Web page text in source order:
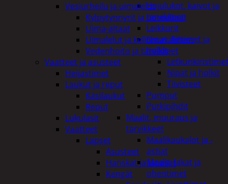
Hajulukot, kaivot ja
tarvikkeet
Leikkurit
Nipat, liittimet ja
holkit
Nipat ja holkit
Tiivisteet
Pumput
Putkipihdit
Maalit, muuraus ja
tarvikkeet
Maalikaukalot ja -
astiat
Maalit, lakat ja
ohentimet
Vesiurheilu ja uimalelut
Kylpytynnyrit ja porealtaat
Uima-altaat
Uimalelut ja kelluntavälineet
Vedenhoito ja tarvikkeet
Vaatteet ja asusteet
Heijastimet
Laukut ja reput
Käsilaukut
Reput
Lukulasit
Vaatteet
Lapset
Asusteet
Hanskat ja lapaset
Kengät